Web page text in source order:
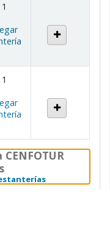
debajo)
debajo)
(Oculta el